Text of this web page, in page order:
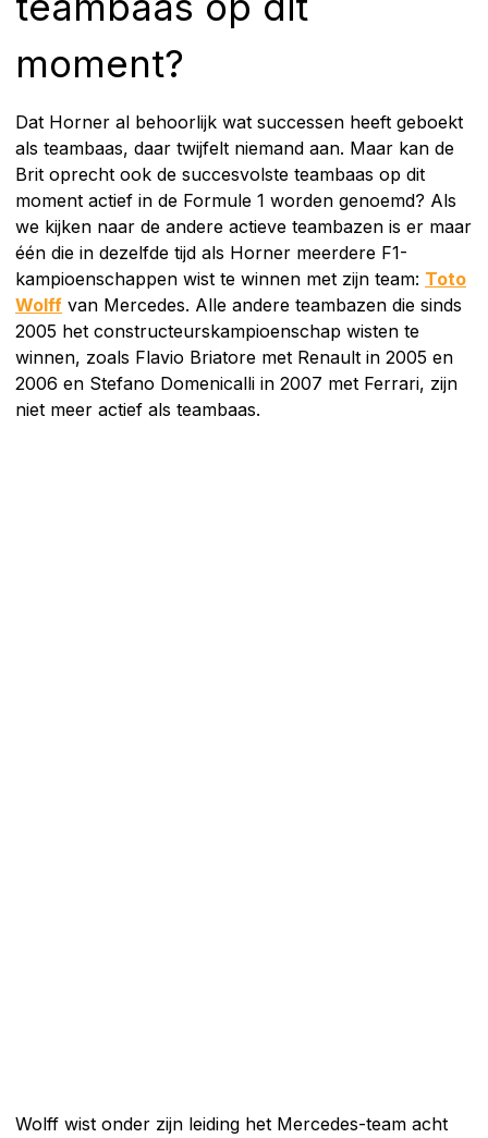
moment?
Dat Horner al behoorlijk wat successen heeft geboekt
als teambaas, daar twijfelt niemand aan. Maar kan de
Brit oprecht ook de succesvolste teambaas op dit
moment actief in de Formule 1 worden genoemd? Als
we kijken naar de andere actieve teambazen is er maar
één die in dezelfde tijd als Horner meerdere F1-
kampioenschappen wist te winnen met zijn team: Toto
Wolff van Mercedes. Alle andere teambazen die sinds
2005 het constructeurskampioenschap wisten te
winnen, zoals Flavio Briatore met Renault in 2005 en
2006 en Stefano Domenicalli in 2007 met Ferrari, zijn
niet meer actief als teambaas.
Wolff wist onder zijn leiding het Mercedes-team acht